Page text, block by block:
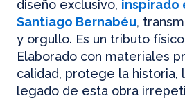
diseño exclusivo, inspirado
Santiago Bernabéu,
y orgullo. Es un tributo
Elaborado con materiales
calidad, protege la historia,
legado de esta obra